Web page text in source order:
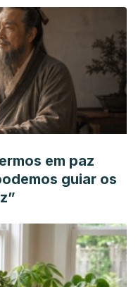
em paz
guiar os